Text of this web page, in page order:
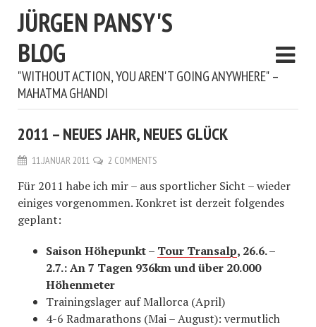
JÜRGEN PANSY'S
BLOG
"WITHOUT ACTION, YOU AREN'T GOING ANYWHERE" –
MAHATMA GHANDI
2011 – NEUES JAHR, NEUES GLÜCK
11. JANUAR 2011 2 COMMENTS
Für 2011 habe ich mir – aus sportlicher Sicht – wieder
einiges vorgenommen. Konkret ist derzeit folgendes
geplant:
Saison Höhepunkt – Tour Transalp, 26.6. –
2.7.: An 7 Tagen 936km und über 20.000
Höhenmeter
Trainingslager auf Mallorca (April)
4-6 Radmarathons (Mai – August): vermutlich